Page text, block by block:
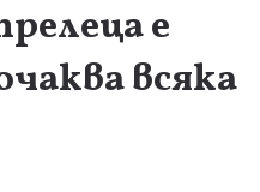
е
всяка